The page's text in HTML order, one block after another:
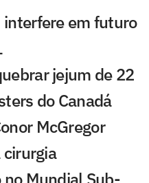
interfere em futuro
jejum de 22
do Canadá
McGregor